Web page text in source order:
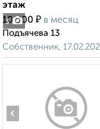
3
этаж
10 000 ₽ в месяц
Подъячева 13
Собственник,
‹